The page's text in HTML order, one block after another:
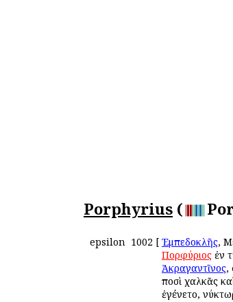
Porphyrius (
epsilon 1002 [ Ἐμπεδοκλῆς,
Πορφύριος ἐν
Ἀκραγαντῖνος,
ποσὶ χαλκᾶς
ἐγένετο,